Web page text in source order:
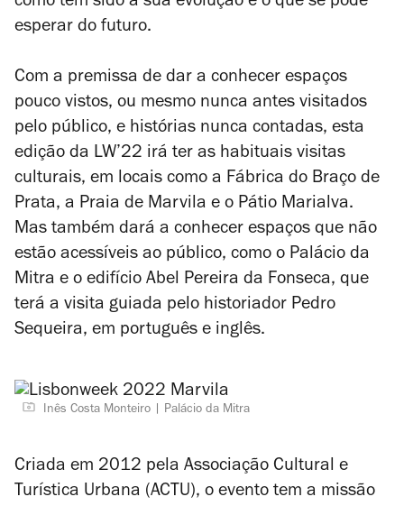
esperar do futuro.
Com a premissa de dar a conhecer espaços
pouco vistos, ou mesmo nunca antes visitados
pelo público, e histórias nunca contadas, esta
edição da LW’22 irá ter as habituais visitas
culturais, em locais como a Fábrica do Braço de
Prata, a Praia de Marvila e o Pátio Marialva.
Mas também dará a conhecer espaços que não
estão acessíveis ao público, como o Palácio da
Mitra e o edifício Abel Pereira da Fonseca, que
terá a visita guiada pelo historiador Pedro
Sequeira, em português e inglês.
Inês Costa Monteiro Palácio da Mitra
Criada em 2012 pela Associação Cultural e
Turística Urbana (ACTU), o evento tem a missão